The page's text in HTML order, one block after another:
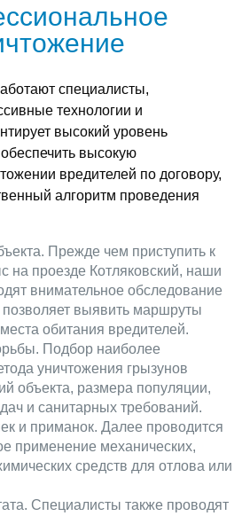
специалисты,
технологии и
высокий уровень
высокую
вредителей по договору,
алгоритм проведения
Прежде чем приступить к
на проезде Котляковский, наши
внимательное обследование
позволяет выявить маршруты
обитания вредителей.
Подбор наиболее
уничтожения грызунов
объекта, размера популяции,
и санитарных требований.
и приманок. Далее проводится
применение механических,
средств для отлова или
Специалисты также проводят